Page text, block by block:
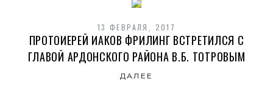
13 ФЕВРАЛЯ, 2017
ПРОТОИЕРЕЙ ИАКОВ ФРИЛИНГ ВСТРЕТИЛСЯ С
ГЛАВОЙ АРДОНСКОГО РАЙОНА В.Б. ТОТРОВЫМ
ДАЛЕЕ